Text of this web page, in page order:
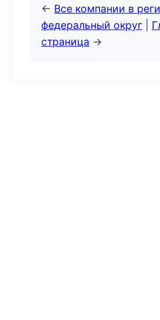
← Все компании в
федеральный округ
страница →